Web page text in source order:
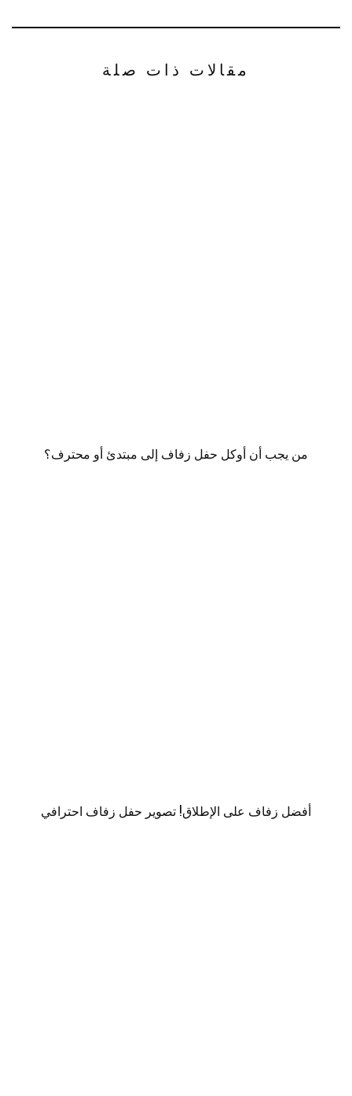
مقالات ذات صلة
من يجب أن أوكل حفل زفاف إلى مبتدئ أو محترف؟
أفضل زفاف على الإطلاق! تصوير حفل زفاف احترافي